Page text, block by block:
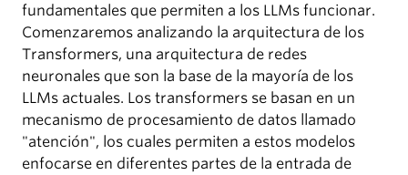
fundamentales que permiten a los LLMs funcionar.
Comenzaremos analizando la arquitectura de los
Transformers, una arquitectura de redes
neuronales que son la base de la mayoría de los
LLMs actuales. Los transformers se basan en un
mecanismo de procesamiento de datos llamado
"atención", los cuales permiten a estos modelos
enfocarse en diferentes partes de la entrada de